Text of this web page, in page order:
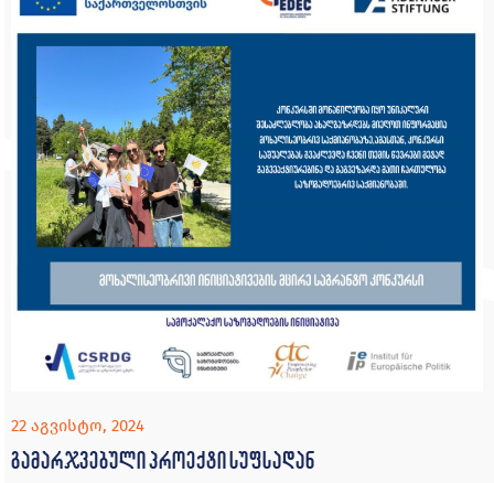
22 აგვისტო, 2024
გამარჯვებული პროექტი სუფსადან